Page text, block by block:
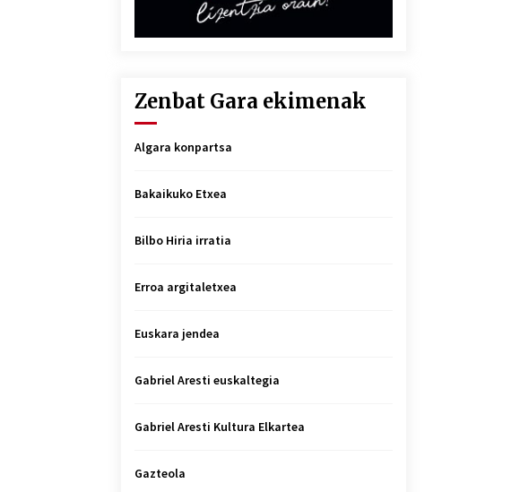
Zenbat Gara ekimenak
Algara konpartsa
Bakaikuko Etxea
Bilbo Hiria irratia
Erroa argitaletxea
Euskara jendea
Gabriel Aresti euskaltegia
Gabriel Aresti Kultura Elkartea
Gazteola